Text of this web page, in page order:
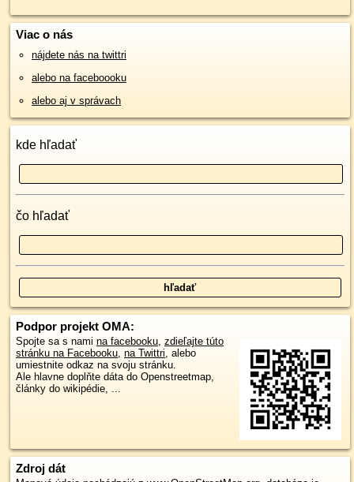
Viac o nás
nájdete nás na twittri
alebo na faceboooku
alebo aj v správach
kde hľadať
čo hľadať
Podpor projekt OMA:
Spojte sa s nami na facebooku, zdieľajte túto
stránku na Facebooku, na Twittri, alebo
umiestnite odkaz na svoju stránku.
Ale hlavne doplňte dáta do Openstreetmap,
články do wikipédie, ...
Zdroj dát